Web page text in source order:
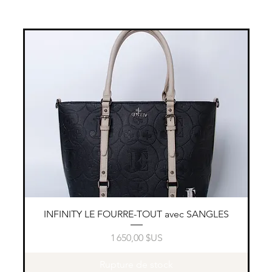
Aperçu rapide
INFINITY LE FOURRE-TOUT avec SANGLES
Prix
1 650,00 $US